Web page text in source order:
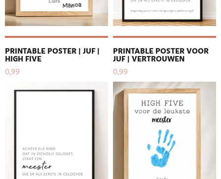
PRINTABLE POSTER | JUF |
HIGH FIVE
0,99
PRINTABLE POSTER VOOR
JUF | VERTROUWEN
0,99